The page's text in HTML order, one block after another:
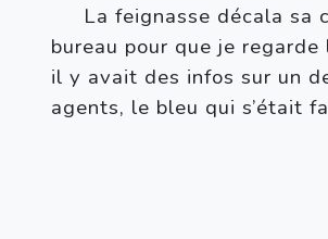
La feignasse décala sa
bureau pour que je regarde
il y avait des infos sur un
agents, le bleu qui s’était